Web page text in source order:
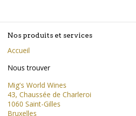
Nos produits et services
Accueil
Nous trouver
Mig's World Wines
43, Chaussée de Charleroi
1060 Saint-Gilles
Bruxelles